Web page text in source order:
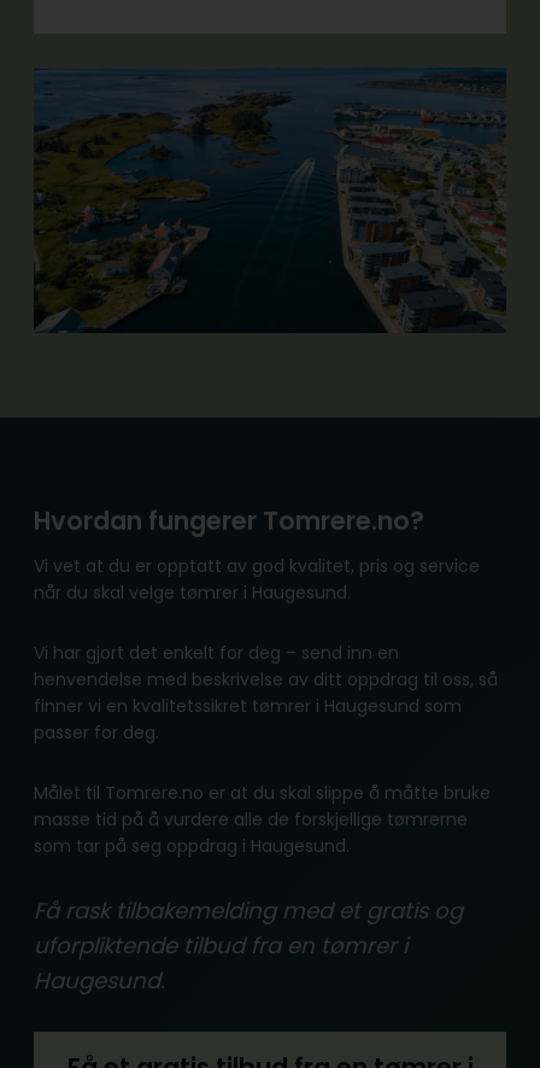
Hvordan fungerer Tomrere.no?
Vi vet at du er opptatt av god kvalitet, pris og service
når du skal velge tømrer i Haugesund.
Vi har gjort det enkelt for deg – send inn en
henvendelse med beskrivelse av ditt oppdrag til oss, så
finner vi en kvalitetssikret tømrer i Haugesund som
passer for deg.
Målet til Tomrere.no er at du skal slippe å måtte bruke
masse tid på å vurdere alle de forskjellige tømrerne
som tar på seg oppdrag i Haugesund.
Få rask tilbakemelding med et gratis og
uforpliktende tilbud fra en tømrer i
Haugesund.